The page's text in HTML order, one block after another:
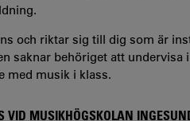
och riktar sig till dig som är
saknar behöriget att
med musik i klass.
VID MUSIKHÖGSKOLAN